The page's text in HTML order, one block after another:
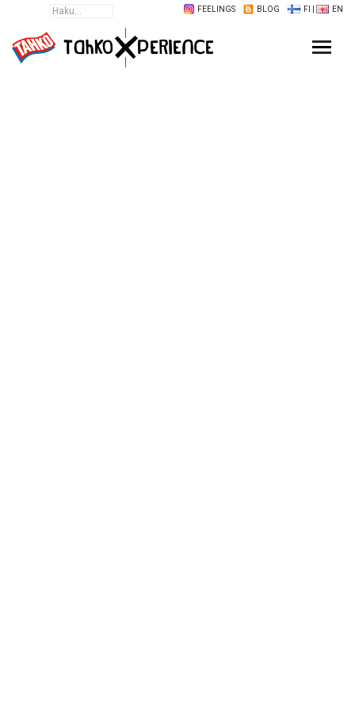
FEELINGS BLOG FI EN